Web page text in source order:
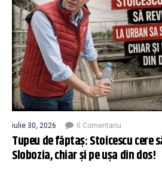
iulie 30, 2026 0 Comentariu
Tupeu de făptaș: Stoicescu cere
Slobozia, chiar și pe ușa din dos!